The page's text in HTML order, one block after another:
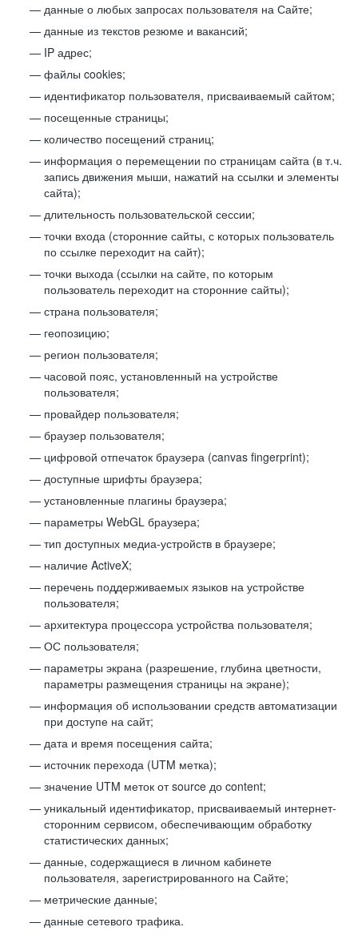
данные о любых запросах пользователя на Сайте;
данные из текстов резюме и вакансий;
IP адрес;
файлы cookies;
идентификатор пользователя, присваиваемый сайтом;
посещенные страницы;
количество посещений страниц;
информация о перемещении по страницам сайта (в т.ч.
запись движения мыши, нажатий на ссылки и элементы
сайта);
длительность пользовательской сессии;
точки входа (сторонние сайты, с которых пользователь
по ссылке переходит на сайт);
точки выхода (ссылки на сайте, по которым
пользователь переходит на сторонние сайты);
страна пользователя;
геопозицию;
регион пользователя;
часовой пояс, установленный на устройстве
пользователя;
провайдер пользователя;
браузер пользователя;
цифровой отпечаток браузера (canvas fingerprint);
доступные шрифты браузера;
установленные плагины браузера;
параметры WebGL браузера;
тип доступных медиа-устройств в браузере;
наличие ActiveX;
перечень поддерживаемых языков на устройстве
пользователя;
архитектура процессора устройства пользователя;
ОС пользователя;
параметры экрана (разрешение, глубина цветности,
параметры размещения страницы на экране);
информация об использовании средств автоматизации
при доступе на сайт;
дата и время посещения сайта;
источник перехода (UTM метка);
значение UTM меток от source до content;
уникальный идентификатор, присваиваемый интернет-
сторонним сервисом, обеспечивающим обработку
статистических данных;
данные, содержащиеся в личном кабинете
пользователя, зарегистрированного на Сайте;
метрические данные;
данные сетевого трафика.